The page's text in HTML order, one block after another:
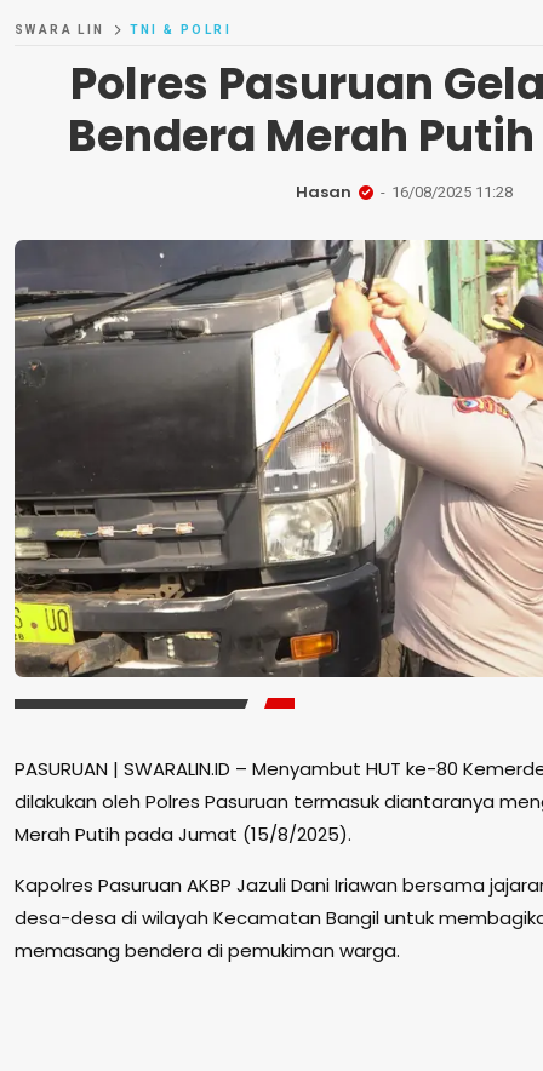
SWARA LIN TNI & POLRI
Polres Pasuruan
Bendera Merah
Hasan 16/08/2025 11:28
PASURUAN | SWARALIN.ID – Menyambut HUT ke-80
dilakukan oleh Polres Pasuruan termasuk diantaranya
Merah Putih pada Jumat (15/8/2025).
Kapolres Pasuruan AKBP Jazuli Dani Iriawan bersama
desa-desa di wilayah Kecamatan Bangil untuk
memasang bendera di pemukiman warga.